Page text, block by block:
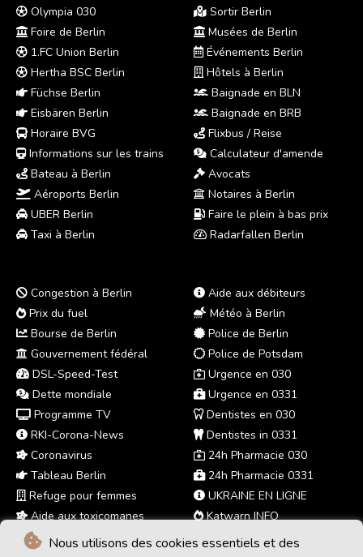
Nous utilisons des cookies essentiels et des
Olympia 030
Foire de Berlin
1.FC Union Berlin
Hertha BSC Berlin
Füchse Berlin
Eisbären Berlin
Horaire BVG
Informations sur les trains
Bateau à Berlin
Aéroports Berlin
UBER Berlin
Taxi à Berlin
Sortir Berlin
Musées de Berlin
Événements Berlin
Hôtels à Berlin
Baignade en BLN
Baignade en BRB
Flixbus / Reise
Calculateur d'amende
Avocats
Notaires à Berlin
Faire le plein à bas prix
Radarfallen Berlin
Congestion à Berlin
Prix du fuel
Bourse de Berlin
Gouvernement fédéral
DSL-Speed-Test
Dette mondiale
Programme TV
RKI-Corona-News
Coronavirus
Tableau Berlin
Refuge pour femmes
Aide aux toxicomanes
Aide aux débiteurs
Météo à Berlin
Police de Berlin
Police de Potsdam
Urgence en 030
Urgence en 0331
Dentistes en 030
Dentistes in 0331
24h Pharmacie 030
24h Pharmacie 0331
UKRAINE EN LIGNE
Katwarn INFO